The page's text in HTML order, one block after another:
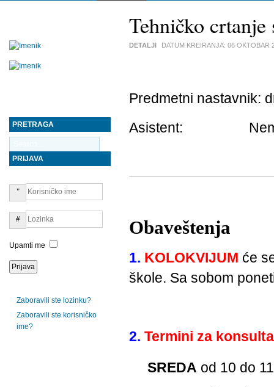
Tehničko crtanje
DETALJI DATUM KREIRANJA: 06 OKTOBAR
Predmetni nastavnik:
Asistent:
Obaveštenja
1. KOLOKVIJUM će
škole. Sa sobom
2. Termini za
SREDA od 10 do
PRETRAGA
PRIJAVA
Upamti me
Zaboravili ste lozinku?
Zaboravili ste korisničko
ime?